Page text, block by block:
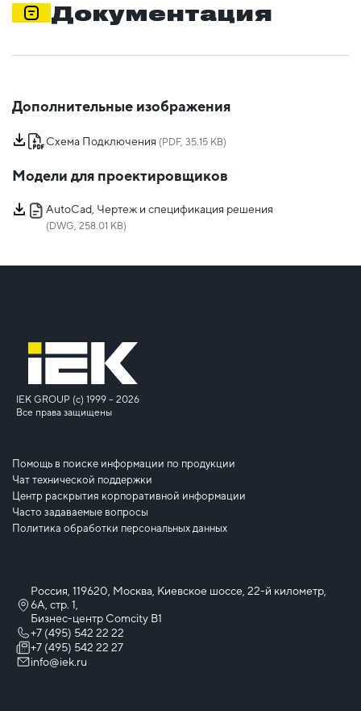
Документация
Дополнительные изображения
Схема Подключения (PDF, 35.15 KB)
Модели для проектировщиков
AutoCad, Чертеж и спецификация решения
(DWG, 258.01 KB)
IEK GROUP (c) 1999 – 2026
Все права защищены
Помощь в поиске информации по продукции
Чат технической поддержки
Центр раскрытия корпоративной информации
Часто задаваемые вопросы
Политика обработки персональных данных
Россия, 119620, Москва, Киевское шоссе, 22-й километр,
6А, стр. 1,
Бизнес-центр Comcity B1
+7 (495) 542 22 22
+7 (495) 542 22 27
info@iek.ru